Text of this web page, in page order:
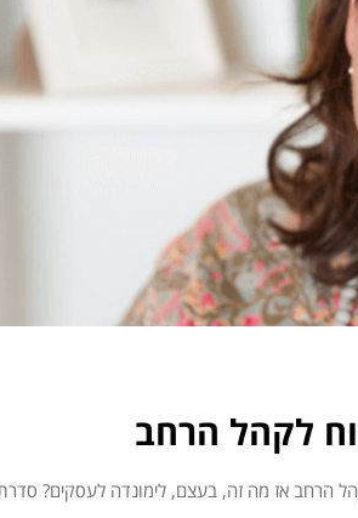
לקהל הרחב
הרחב אז מה זה, בעצם, לימונדה לעסקים? סדרת